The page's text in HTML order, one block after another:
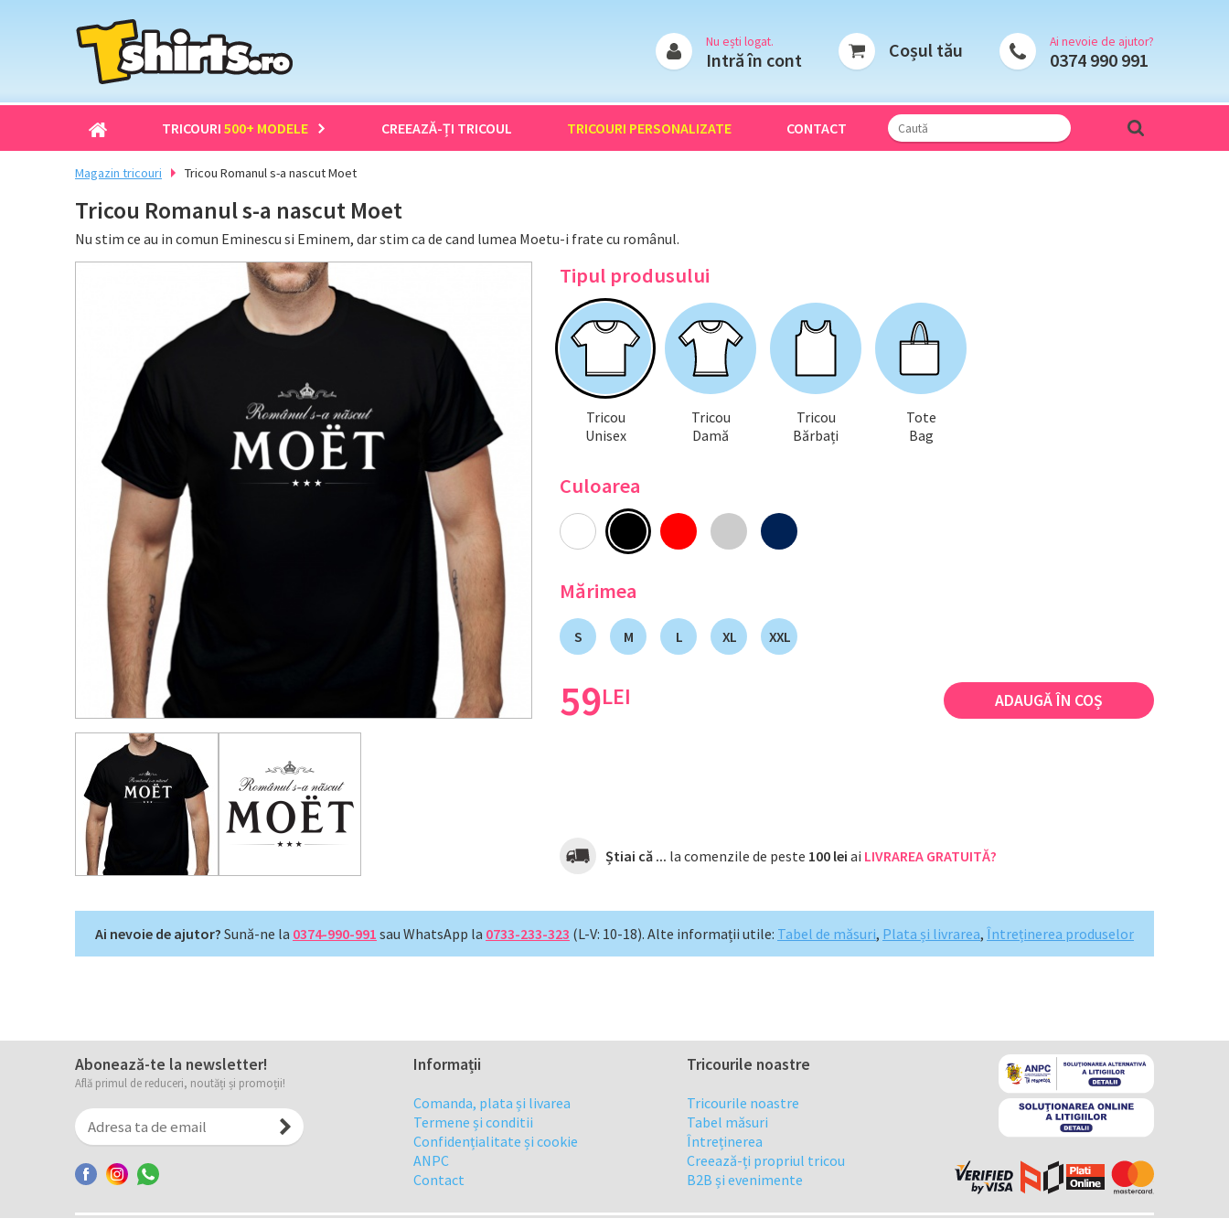
Nu ești logat.
Intră în cont Coșul tău Ai nevoie de ajutor?
0374 990 991
TRICOURI 500+ MODELE CREEAZĂ-ȚI TRICOUL TRICOURI PERSONALIZATE CONTACT
Magazin tricouri Tricou Romanul s-a nascut Moet
Tricou Romanul s-a nascut Moet
Nu stim ce au in comun Eminescu si Eminem, dar stim ca de cand lumea Moetu-i frate cu românul.
Tipul produsului
Tricou
Unisex
Tricou
Damă
Tricou
Bărbați
Tote
Bag
Culoarea
Mărimea
S M L XL XXL
59LEI ADAUGĂ ÎN COȘ
Știai că ... la comenzile de peste 100 lei ai LIVRAREA GRATUITĂ?
Ai nevoie de ajutor? Sună-ne la 0374-990-991 sau WhatsApp la 0733-233-323 (L-V: 10-18). Alte informații utile: Tabel de măsuri, Plata și livrarea, Întreținerea produselor
Abonează-te la newsletter!
Află primul de reduceri, noutăți și promoții!
Informații
Comanda, plata și livarea
Termene și conditii
Confidențialitate și cookie
ANPC
Contact
Tricourile noastre
Tricourile noastre
Tabel măsuri
Întreținerea
Creează-ți propriul tricou
B2B și evenimente